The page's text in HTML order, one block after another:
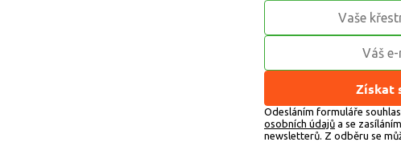
Získat
Odesláním formuláře
osobních údajů a se
newsletterů. Z odběru se